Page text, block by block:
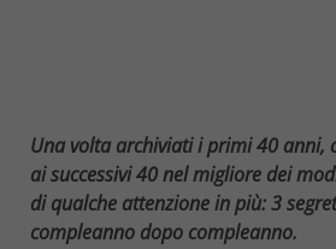
Una volta archiviati i primi 40 anni,
ai successivi 40 nel migliore dei
di qualche attenzione in più: 3
compleanno dopo compleanno.